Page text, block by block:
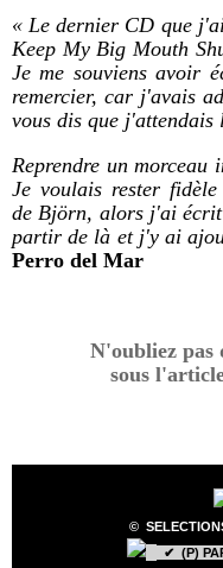
« Le dernier CD que
Keep My Big Mouth
Je me souviens avoir
remercier, car j'avais
vous dis que j'attendais
Reprendre un morceau
Je voulais rester
de Björn, alors j'ai
partir de là et j'y ai
Perro del Mar
N'oubliez
sous
©
✔ (P)